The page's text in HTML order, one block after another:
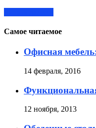
Самое читаемое
Офисная
14 февраля, 2016
12 ноября, 2013